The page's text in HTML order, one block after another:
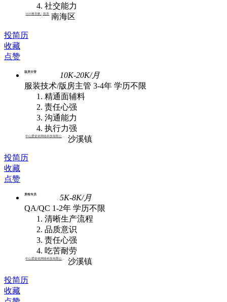
社交能力
1616睿衣帆 | 批发 南海区
投简历
收藏
点赞
版房主管
10K-20K/月
服装技术/版房主管 3-4年 学历不限
精通面辅料
责任心强
沟通能力
执行力强
沙溪镇
投简历
收藏
点赞
质检专员
5K-8K/月
QA/QC 1-2年 学历不限
清晰生产流程
品质意识
责任心强
吃苦耐劳
沙溪镇
投简历
收藏